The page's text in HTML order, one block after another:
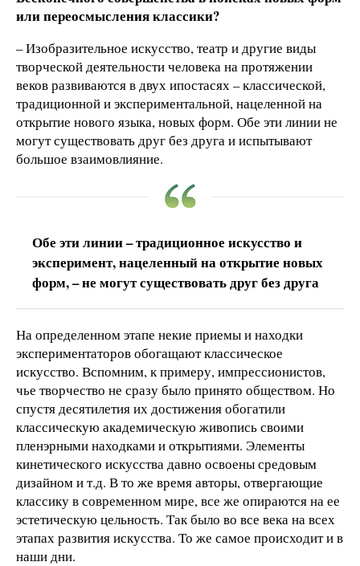
или переосмысления классики?
– Изобразительное искусство, театр и другие виды
творческой деятельности человека на протяжении
веков развиваются в двух ипостасях – классической,
традиционной и экспериментальной, нацеленной на
открытие нового языка, новых форм. Обе эти линии не
могут существовать друг без друга и испытывают
большое взаимовлияние.
Обе эти линии – традиционное искусство и
эксперимент, нацеленный на открытие новых
форм, – не могут существовать друг без друга
На определенном этапе некие приемы и находки
экспериментаторов обогащают классическое
искусство. Вспомним, к примеру, импрессионистов,
чье творчество не сразу было принято обществом. Но
спустя десятилетия их достижения обогатили
классическую академическую живопись своими
пленэрными находками и открытиями. Элементы
кинетического искусства давно освоены средовым
дизайном и т.д. В то же время авторы, отвергающие
классику в современном мире, все же опираются на ее
эстетическую цельность. Так было во все века на всех
этапах развития искусства. То же самое происходит и в
наши дни.